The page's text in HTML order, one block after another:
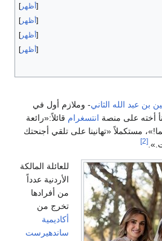
أظهر
أظهر
أظهر
أظهر
بن عبد الله الثاني- وملازم أول في
أخته على منصة انتسغرام قائلاً:«رائعة
مستكملاً «تهانينا على تلقي أجنحتك
[2]
للعائلة المالكة
الأردنية عدداً
من أفرادها
تخرج من
أكاديمية
ساندهيرست